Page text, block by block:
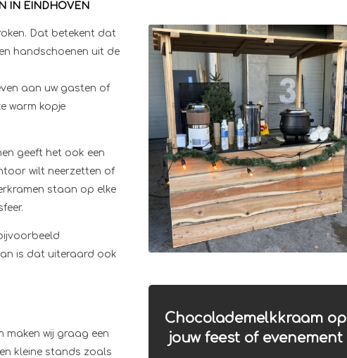
IN EINDHOVEN
Dat betekent dat
handschoenen uit de
aan uw gasten of
warm kopje
geeft het ook een
wilt neerzetten of
staan op elke
is dat uiteraard ook
maken wij graag een
kleine stands zoals
Chocolademelkkraam op
jouw feest of evenement